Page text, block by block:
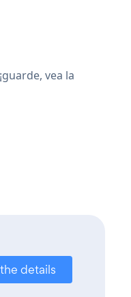
vea la
details